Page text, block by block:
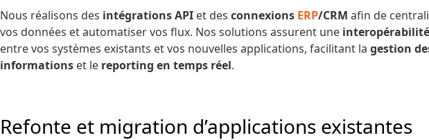
Nous réalisons des intégrations API et des connexions ERP/CRM afin de
vos données et automatiser vos flux. Nos solutions assurent une
entre vos systèmes existants et vos nouvelles applications, facilitant la gestion
informations et le reporting en temps réel.
Refonte et migration d’applications existantes